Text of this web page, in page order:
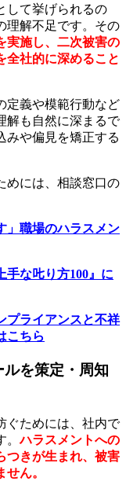
して挙げられるの
理解不足です。その
実施し、二次被害の
全社的に深めること
定義や模範行動など
解も自然に深まるで
みや偏見を矯正する
めには、相談窓口の
」職場のハラスメン
手な𠮟り方100』に
プライアンスと不祥
こちら
を策定・周知
ぐためには、社内で
。ハラスメントへの
つきが生まれ、被害
ん。